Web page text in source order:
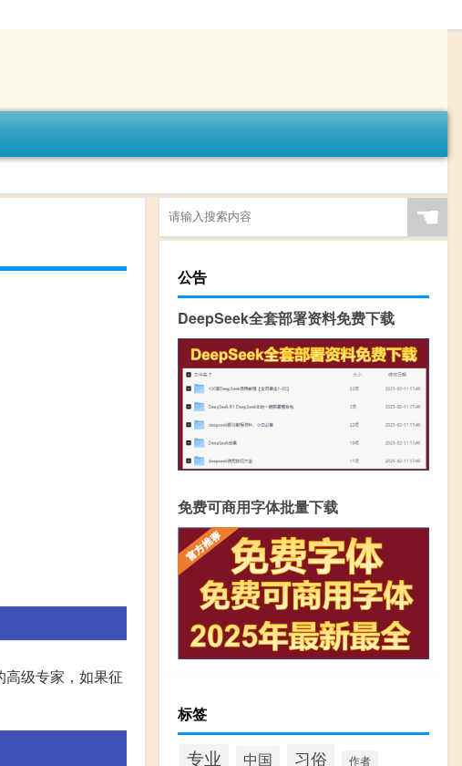
级专家，如果征
☚
公告
DeepSeek全套部署资料免费下载
免费可商用字体批量下载
标签
专业 中国 习俗 作者